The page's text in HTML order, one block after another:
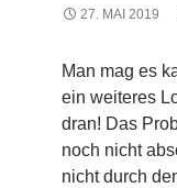
27. MAI 2019
Man mag es
ein weiteres
dran! Das
noch nicht
nicht durch